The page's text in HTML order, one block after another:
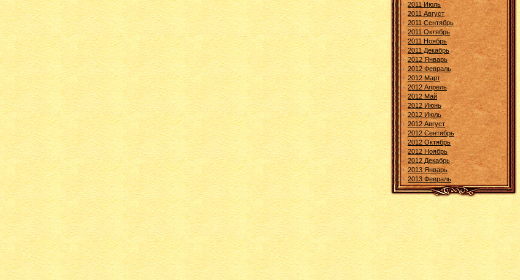
2011 Июль
2011 Август
2011 Сентябрь
2011 Октябрь
2011 Ноябрь
2011 Декабрь
2012 Январь
2012 Февраль
2012 Март
2012 Апрель
2012 Май
2012 Июнь
2012 Июль
2012 Август
2012 Сентябрь
2012 Октябрь
2012 Ноябрь
2012 Декабрь
2013 Январь
2013 Февраль